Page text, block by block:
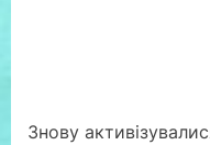
Знову